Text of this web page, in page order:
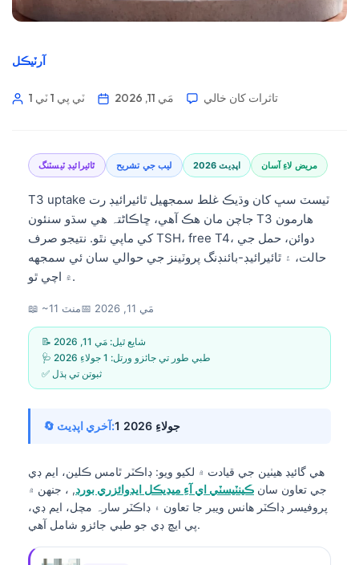
آرٽيڪل
1 ٽي پي 1 ٽي مَي 11, 2026 تاثرات کان خالي
ٿائيرائيڊ ٽيسٽنگ ليب جي تشريح 2026 اپڊيٽ مريض لاءِ آسان
T3 uptake ٽيسٽ سڀ کان وڌيڪ غلط سمجهيل ٿائيرائيڊ رت
جاچن مان هڪ آهي، ڇاڪاڻ⁠تہ هي سڌو سنئون T3 هارمون
کي ماپي نٿو. نتيجو صرف TSH، free T4، دوائن، حمل جي
حالت، ۽ ٿائيرائيڊ-بائنڊنگ پروٽينز جي حوالي سان ئي سمجهه
۾ اچي ٿو.
📖 ~11 منٽ📅 مَي 11, 2026
📝 شايع ٿيل: مَي 11, 2026
🩺 طبي طور تي جائزو ورتل: 1 جولاءِ 2026
✅ ثبوتن تي ٻڌل
🔄 آخري اپڊيٽ: 1 جولاءِ 2026
هي گائيڊ هيٺين جي قيادت ۾ لکيو ويو: ڊاڪٽر ٿامس ڪلين، ايم ڊي
جي تعاون سان ڪينٽيسٽي اي آءِ ميڊيڪل ايڊوائزري بورڊ, ، جنهن ۾
پروفيسر ڊاڪٽر هانس ويبر جا تعاون ۽ ڊاڪٽر سارہ مچل، ايم ڊي،
پي ايڇ ڊي جو طبي جائزو شامل آهي.